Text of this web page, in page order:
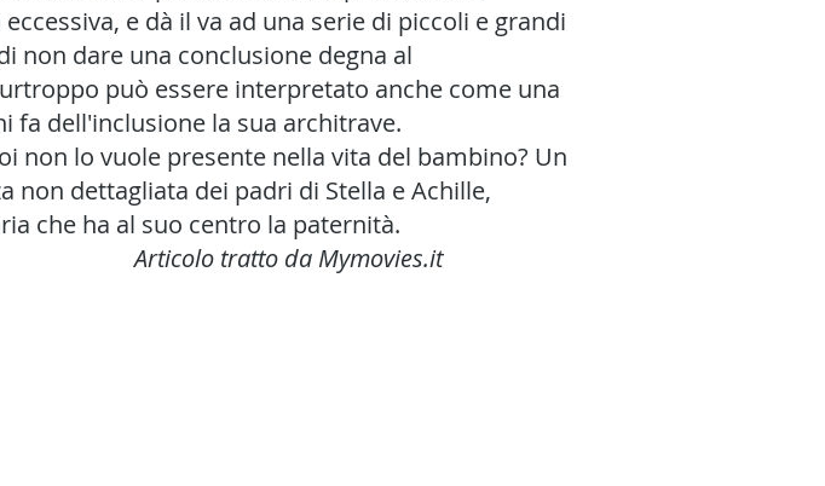
e dà il va ad una serie di piccoli e grandi
non dare una conclusione degna al
può essere interpretato anche come una
fa dell'inclusione la sua architrave.
non lo vuole presente nella vita del bambino? Un
non dettagliata dei padri di Stella e Achille,
che ha al suo centro la paternità.
Articolo tratto da Mymovies.it